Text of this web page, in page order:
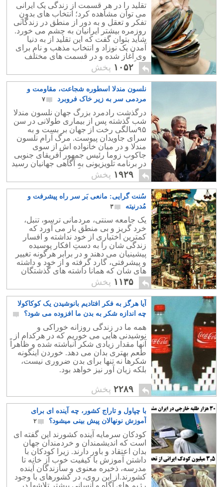
تقلید را در هر قسمت از زندگی یک ایرانی
می توان مشاهده کرد؛ انتخاب های بدونِ
تفکر و تعقل و به دور از منطق در زندگانی
روزمره بیشتر ایرانیان به چشم می خورد.
شاید بتوان گفت که این تقلید از به دنیا
آمدن یک نوزاد و انتخاب مذهب و نام برای
وی آغاز شده و در قسمت های مختلف
زندگی خودش را نشان می دهد.
۱۰۵۲ پخش
نلسون مندلا اسطوره شجاعت، مقاومت و
مردمی سر به زیر خاک فروبرد
۷
درگذشت رادمرد بزرگ جهان نلسون مندلا
شب گذشته پس از بیماری طولانی در سن
۹۵سالگی رخت از جهان بر بست و به
سرای جاویدان پیوست. مرگ آرام نلسون
مندلا و در میان خانواده اش از سوی
جاکوب زوما رئیس جمهور آفریقای جنوبی
در برنامه تلویزیونی به آگاهی جهانیان رسید
و گفت: "ملت ما بزرگترین فرزند خود را از
دست داد".
۱۹۲۹ پخش
سُنت گرایی: مانعی بَر سر راه پیشرفت و
مُدرنیته
۳
یک جامعه سنتی، مردمانی ترسو، تنبل،
خرد گریز و بی منطق بار می آورد که
کمترین اختیاری از خود نداشته و افسار
زندگی شان را به دستِ افکار پوسیده
پیشینیان می دهند و در برابر هرگونه تغییر
و پیشرفتی، گارد گرفته و از خود و داشته
های شان که همانا داشته های گذشتگان
شان است، دفاع می کنند!
۱۱۳۵ پخش
آیا هرگز به فکر افتادیم بانوشیدن یک کوکاکولا
چه اندازه شکر به بدن ما افزوده می شود؟
همه ما در زندگی روزانه خوراکی و
نوشیدنی هایی می خوریم که در هرکدام از
آنها مقدار زیادی شکر انباشته شده و ظاهراً
طعم بهتری بدان می دهد. خوردن اینگونه
شکرها نه تنها برای بدن ضروری نیست،
بلکه زیان آور نیز خواهد بود.
۲۲۸۹ پخش
با چپاول و تاراج کشور، چه آینده ای برای
آموزش نونهالان پیش بینی میشود؟
۲
کودکان سرمایه آینده کشورند این گفته ای
است که اندیشمندان و خردمندان جهان
بدان اعتقاد و باور دارند. زیرا کودکان با
داشتن آموزش با کیفیت خوب از خانه تا
مدرسه، ذخیره معنوی و سازندگان آینده
کشورند.از این روی، در کشورهای با وجود
رژیم های آگاه و انسانی بیشتر تلاشها در